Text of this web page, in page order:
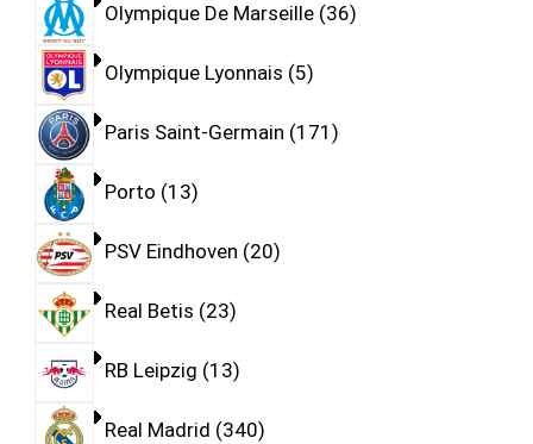
Olympique De Marseille 36
Olympique Lyonnais 5
Paris Saint-Germain 171
Porto 13
PSV Eindhoven 20
Real Betis 23
RB Leipzig 13
Real Madrid 340